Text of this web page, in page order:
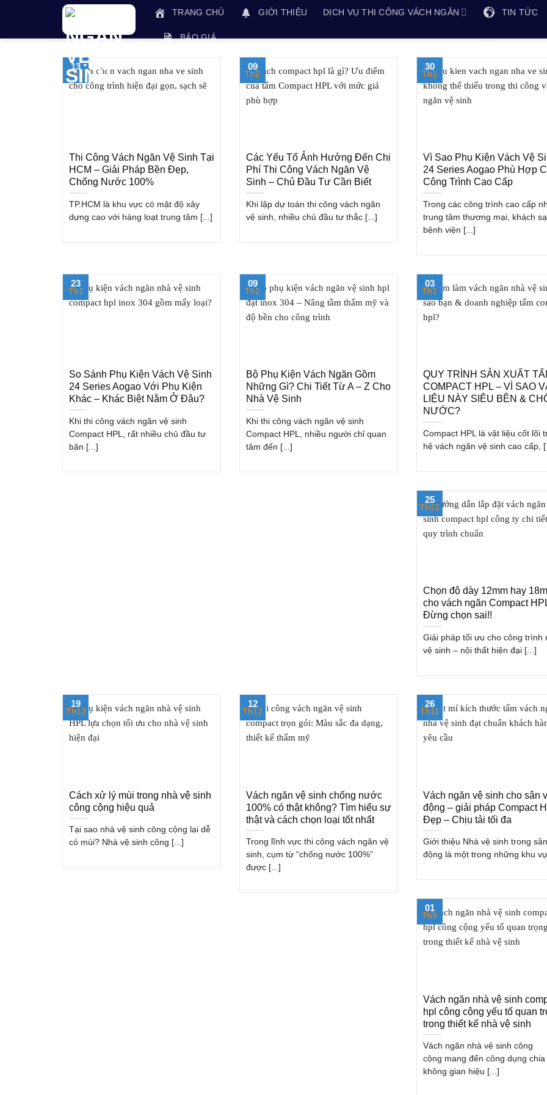
TRANG CHỦ GIỚI THIỆU DỊCH VỤ THI CÔNG VÁCH NGĂN TIN TỨC
BÁO GIÁ
Thi Công Vách Ngăn Vệ Sinh Tại
HCM – Giải Pháp Bền Đẹp,
Chống Nước 100%
TP.HCM là khu vực có mật độ xây
dựng cao với hàng loạt trung tâm [...]
13
Th2
Các Yếu Tố Ảnh Hưởng Đến Chi
Phí Thi Công Vách Ngăn Vệ
Sinh – Chủ Đầu Tư Cần Biết
Khi lập dự toán thi công vách ngăn
vệ sinh, nhiều chủ đầu tư thắc [...]
09
Th2
Vì Sao Phụ Kiện Vách Vệ
24 Series Aogao Phù Hợp
Công Trình Cao Cấp
Trong các công trình cao cấp
trung tâm thương mại, khách
bệnh viện [...]
30
Th1
So Sánh Phụ Kiện Vách Vệ Sinh
24 Series Aogao Với Phụ Kiện
Khác – Khác Biệt Nằm Ở Đâu?
Khi thi công vách ngăn vệ sinh
Compact HPL, rất nhiều chủ đầu tư
băn [...]
23
Th1
Bộ Phụ Kiện Vách Ngăn Gồm
Những Gì? Chi Tiết Từ A – Z Cho
Nhà Vệ Sinh
Khi thi công vách ngăn vệ sinh
Compact HPL, nhiều người chỉ quan
tâm đến [...]
09
Th1
QUY TRÌNH SẢN XUẤT
COMPACT HPL – VÌ SAO
LIỆU NÀY SIÊU BỀN &
NƯỚC?
Compact HPL là vật liệu cốt lõi
hệ vách ngăn vệ sinh cao cấp,
03
Th1
Chọn độ dày 12mm hay
cho vách ngăn Compact
Đừng chọn sai!!
Giải pháp tối ưu cho công trình
vệ sinh – nội thất hiện đại [...]
25
Th12
Cách xử lý mùi trong nhà vệ sinh
công cộng hiệu quả
Tại sao nhà vệ sinh công cộng lại dễ
có mùi? Nhà vệ sinh công [...]
19
Th12
Vách ngăn vệ sinh chống nước
100% có thật không? Tìm hiểu sự
thật và cách chọn loại tốt nhất
Trong lĩnh vực thi công vách ngăn vệ
sinh, cụm từ “chống nước 100%”
được [...]
12
Th12
Vách ngăn vệ sinh cho sân
động – giải pháp Compact
Đẹp – Chịu tải tối đa
Giới thiệu Nhà vệ sinh trong
động là một trong những khu
26
Th11
Vách ngăn nhà vệ sinh
hpl công cộng yếu tố quan
trong thiết kế nhà vệ sinh
Vách ngăn nhà vệ sinh công
cộng mang đến công dụng chia
không gian hiệu [...]
01
Th9